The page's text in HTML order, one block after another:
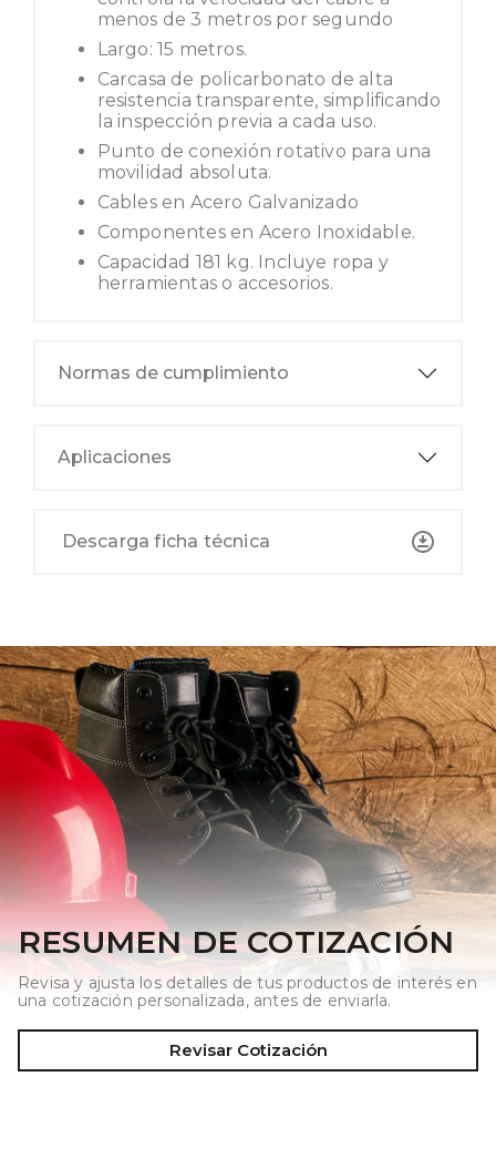
menos de 3 metros por segundo
Largo: 15 metros.
Carcasa de policarbonato de alta
resistencia transparente, simplificando
la inspección previa a cada uso.
Punto de conexión rotativo para una
movilidad absoluta.
Cables en Acero Galvanizado
Componentes en Acero Inoxidable.
Capacidad 181 kg. Incluye ropa y
herramientas o accesorios.
Normas de cumplimiento
Aplicaciones
Descarga ficha técnica
RESUMEN DE COTIZACIÓN
Revisa y ajusta los detalles de tus productos de interés en
una cotización personalizada, antes de enviarla.
Revisar Cotización